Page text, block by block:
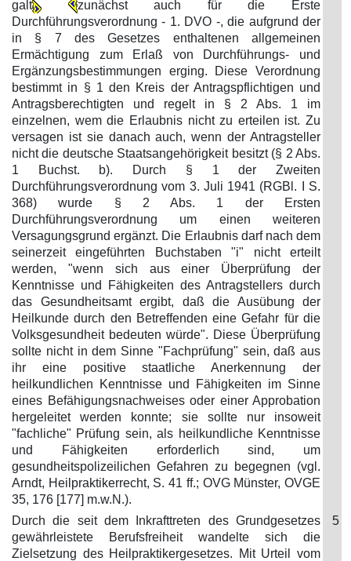
galt
zunächst auch für die Erste
Durchführungsverordnung - 1. DVO -, die aufgrund der
in § 7 des Gesetzes enthaltenen allgemeinen
Ermächtigung zum Erlaß von Durchführungs- und
Ergänzungsbestimmungen erging. Diese Verordnung
bestimmt in § 1 den Kreis der Antragspflichtigen und
Antragsberechtigten und regelt in § 2 Abs. 1 im
einzelnen, wem die Erlaubnis nicht zu erteilen ist. Zu
versagen ist sie danach auch, wenn der Antragsteller
nicht die deutsche Staatsangehörigkeit besitzt (§ 2 Abs.
1 Buchst. b). Durch § 1 der Zweiten
Durchführungsverordnung vom 3. Juli 1941 (RGBl. I S.
368) wurde § 2 Abs. 1 der Ersten
Durchführungsverordnung um einen weiteren
Versagungsgrund ergänzt. Die Erlaubnis darf nach dem
seinerzeit eingeführten Buchstaben "i" nicht erteilt
werden, "wenn sich aus einer Überprüfung der
Kenntnisse und Fähigkeiten des Antragstellers durch
das Gesundheitsamt ergibt, daß die Ausübung der
Heilkunde durch den Betreffenden eine Gefahr für die
Volksgesundheit bedeuten würde". Diese Überprüfung
sollte nicht in dem Sinne "Fachprüfung" sein, daß aus
ihr eine positive staatliche Anerkennung der
heilkundlichen Kenntnisse und Fähigkeiten im Sinne
eines Befähigungsnachweises oder einer Approbation
hergeleitet werden konnte; sie sollte nur insoweit
"fachliche" Prüfung sein, als heilkundliche Kenntnisse
und Fähigkeiten erforderlich sind, um
gesundheitspolizeilichen Gefahren zu begegnen (vgl.
Arndt, Heilpraktikerrecht, S. 41 ff.; OVG Münster, OVGE
35, 176 [177] m.w.N.).
Durch die seit dem Inkrafttreten des Grundgesetzes
gewährleistete Berufsfreiheit wandelte sich die
Zielsetzung des Heilpraktikergesetzes. Mit Urteil vom
5